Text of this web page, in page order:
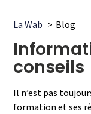
La Wab Blog
conseils
Il n’est pas
formation et ses